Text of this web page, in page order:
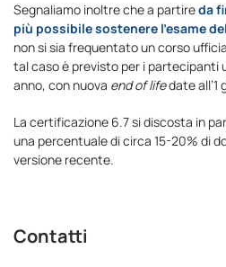
Segnaliamo inoltre che a partireda
più possibile sostenere l’esame
non si sia frequentato un corso
tal caso è previsto per i partecipanti
anno, con nuova end of lifedate all’1
La certificazione 6.7 si discosta in
una percentuale di circa 15-20% di
versione recente.
Contatti